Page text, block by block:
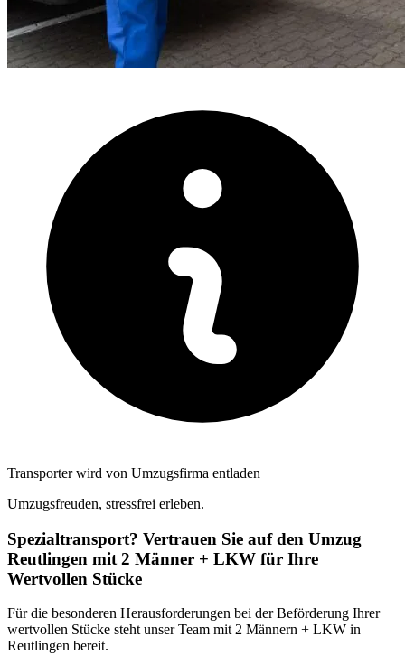
Transporter wird von Umzugsfirma entladen
Umzugsfreuden, stressfrei erleben.
Spezialtransport? Vertrauen Sie auf den Umzug
Reutlingen mit 2 Männer + LKW für Ihre
Wertvollen Stücke
Für die besonderen Herausforderungen bei der Beförderung Ihrer
wertvollen Stücke steht unser Team mit 2 Männern + LKW in
Reutlingen bereit.